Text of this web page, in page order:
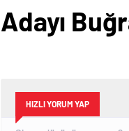
HIZLI YORUM YAP